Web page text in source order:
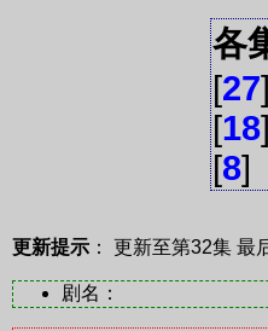
各
[27
[18
[8]
更新提示 ： 更新至第32集 最
剧名：